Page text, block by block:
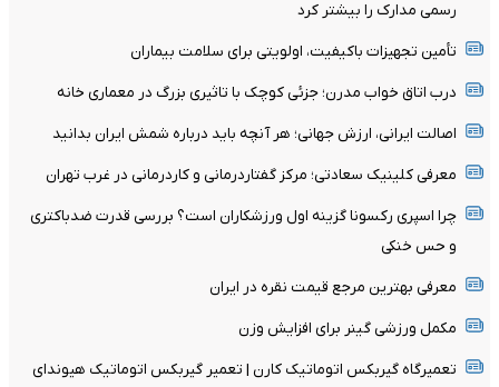
رسمی مدارک را بیشتر کرد
تأمین تجهیزات باکیفیت، اولویتی برای سلامت بیماران
درب اتاق خواب مدرن؛ جزئی کوچک با تاثیری بزرگ در معماری خانه
اصالت ایرانی، ارزش جهانی؛ هر آنچه باید درباره شمش ایران بدانید
معرفی کلینیک سعادتی؛ مرکز گفتاردرمانی و کاردرمانی در غرب تهران
چرا اسپری رکسونا گزینه اول ورزشکاران است؟ بررسی قدرت ضدباکتری
و حس خنکی
معرفی بهترین مرجع قیمت نقره در ایران
مکمل ورزشی گینر برای افزایش وزن
تعمیرگاه گیربکس اتوماتیک کارن | تعمیر گیربکس اتوماتیک هیوندای